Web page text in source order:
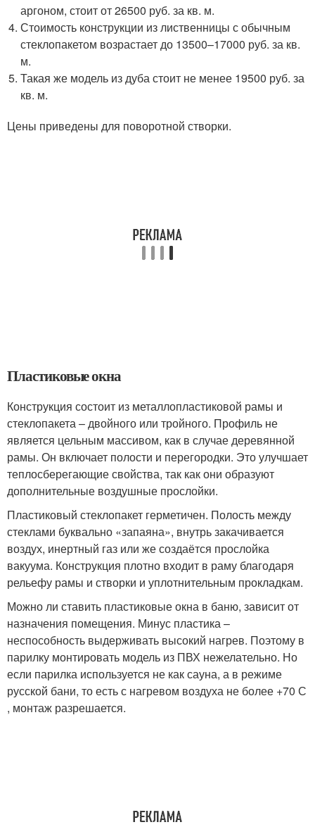
аргоном, стоит от 26500 руб. за кв. м.
Стоимость конструкции из лиственницы с обычным
стеклопакетом возрастает до 13500–17000 руб. за кв.
м.
Такая же модель из дуба стоит не менее 19500 руб. за
кв. м.
Цены приведены для поворотной створки.
Пластиковые окна
Конструкция состоит из металлопластиковой рамы и
стеклопакета – двойного или тройного. Профиль не
является цельным массивом, как в случае деревянной
рамы. Он включает полости и перегородки. Это улучшает
теплосберегающие свойства, так как они образуют
дополнительные воздушные прослойки.
Пластиковый стеклопакет герметичен. Полость между
стеклами буквально «запаяна», внутрь закачивается
воздух, инертный газ или же создаётся прослойка
вакуума. Конструкция плотно входит в раму благодаря
рельефу рамы и створки и уплотнительным прокладкам.
Можно ли ставить пластиковые окна в баню, зависит от
назначения помещения. Минус пластика –
неспособность выдерживать высокий нагрев. Поэтому в
парилку монтировать модель из ПВХ нежелательно. Но
если парилка используется не как сауна, а в режиме
русской бани, то есть с нагревом воздуха не более +70 С
, монтаж разрешается.